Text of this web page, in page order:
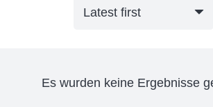
Es wurden keine Ergebnisse